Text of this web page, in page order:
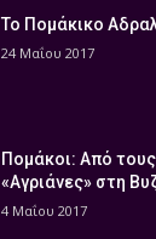
Το Πομάκικο
24 Μαΐου 2017
Πομάκοι: Από
«Αγριάνες» στη
4 Μαΐου 2017